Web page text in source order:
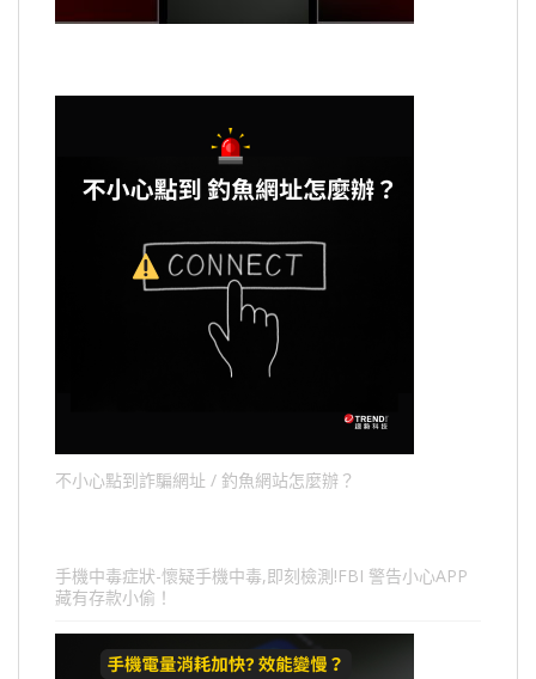
不小心點到詐騙網址 / 釣魚網站怎麼辦？
手機中毒症狀-懷疑手機中毒,即刻檢測!FBI 警告小心APP
藏有存款小偷！